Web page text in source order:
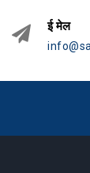
ई मेल